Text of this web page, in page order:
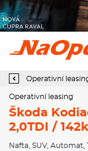
Operativní leasing Škoda Kodiaq
Operativní
Operativní leasing
Škoda
2,0TDI /
Nafta SUV, Automat